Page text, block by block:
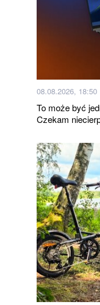
08.08.2026, 18:50
To może być
Czekam